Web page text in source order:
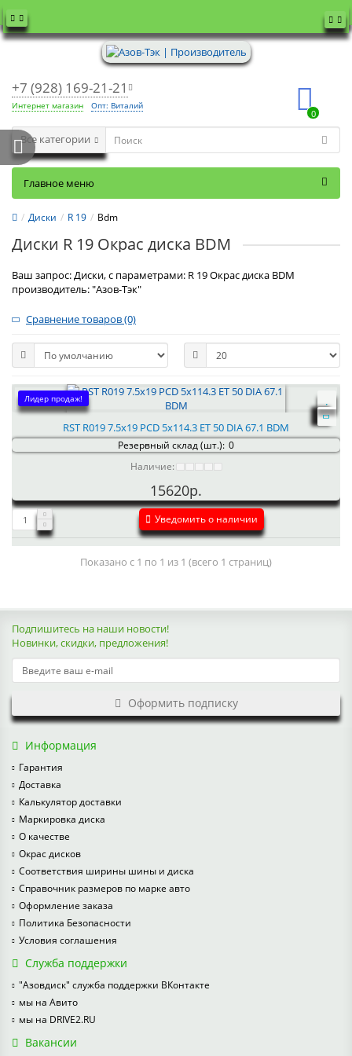
+7 (928) 169-21-21
Интернет магазин Опт: Виталий
0
Все категории
Главное меню
Диски R 19 Bdm
Диски R 19 Окрас диска BDM
Ваш запрос: Диски, с параметрами: R 19 Окрас диска BDM
производитель: "Азов-Тэк"
Сравнение товаров (0)
Лидер продаж!
RST R019 7.5x19 PCD 5x114.3 ET 50 DIA 67.1 BDM
Резервный склад (шт.): 0
Наличие:
15620р.
Уведомить о наличии
Показано с 1 по 1 из 1 (всего 1 страниц)
Подпишитесь на наши новости!
Новинки, скидки, предложения!
Оформить подписку
Информация
Гарантия
Доставка
Калькулятор доставки
Маркировка диска
О качестве
Окрас дисков
Соответствия ширины шины и диска
Справочник размеров по марке авто
Оформление заказа
Политика Безопасности
Условия соглашения
Служба поддержки
"Азовдиск" служба поддержки ВКонтакте
мы на Авито
мы на DRIVE2.RU
Вакансии